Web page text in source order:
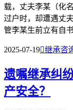
载，丈夫李某（化
过户时，却遭遇丈
管李某生前立有自
2025-07-19继承咨
遗嘱继承纠
产安全？